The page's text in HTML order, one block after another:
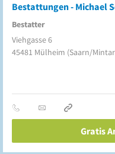
Bestattungen - Michael
Bestatter
Viehgasse 6
45481 Mülheim (Saarn/
Gratis